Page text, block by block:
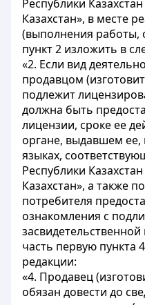
Республики
Казахстан», в месте
(выполнения работы,
пункт 2 изложить в
«2. Если вид
продавцом
подлежит
должна быть
лицензии, сроке ее
органе, выдавшем ее,
языках,
Республики
Казахстан», а также
потребителя
ознакомления с
часть первую пункта
редакции:
«4. Продавец
обязан довести до